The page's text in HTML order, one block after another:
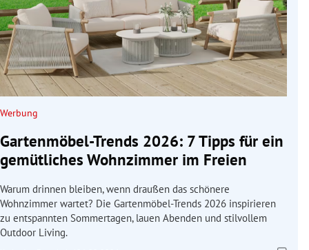
Werbung
Gartenmöbel-Trends 2026: 7 Tipps für ein
gemütliches Wohnzimmer im Freien
Warum drinnen bleiben, wenn draußen das schönere
Wohnzimmer wartet? Die Gartenmöbel-Trends 2026 inspirieren
zu entspannten Sommertagen, lauen Abenden und stilvollem
Outdoor Living.